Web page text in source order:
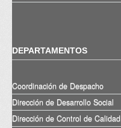
DEPARTAMENTOS
Coordinación de Despacho
Dirección de Desarrollo Social
Dirección de Control de Calidad